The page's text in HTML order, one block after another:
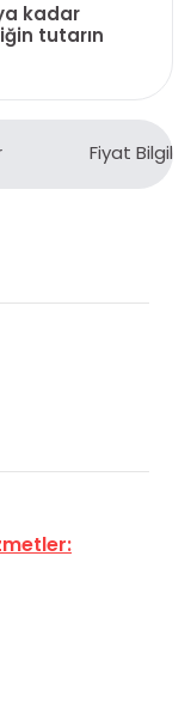
kadar
tutarın
Fiyat